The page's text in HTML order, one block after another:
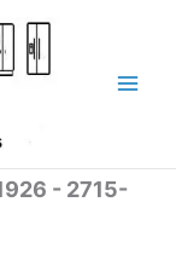
- 2715-